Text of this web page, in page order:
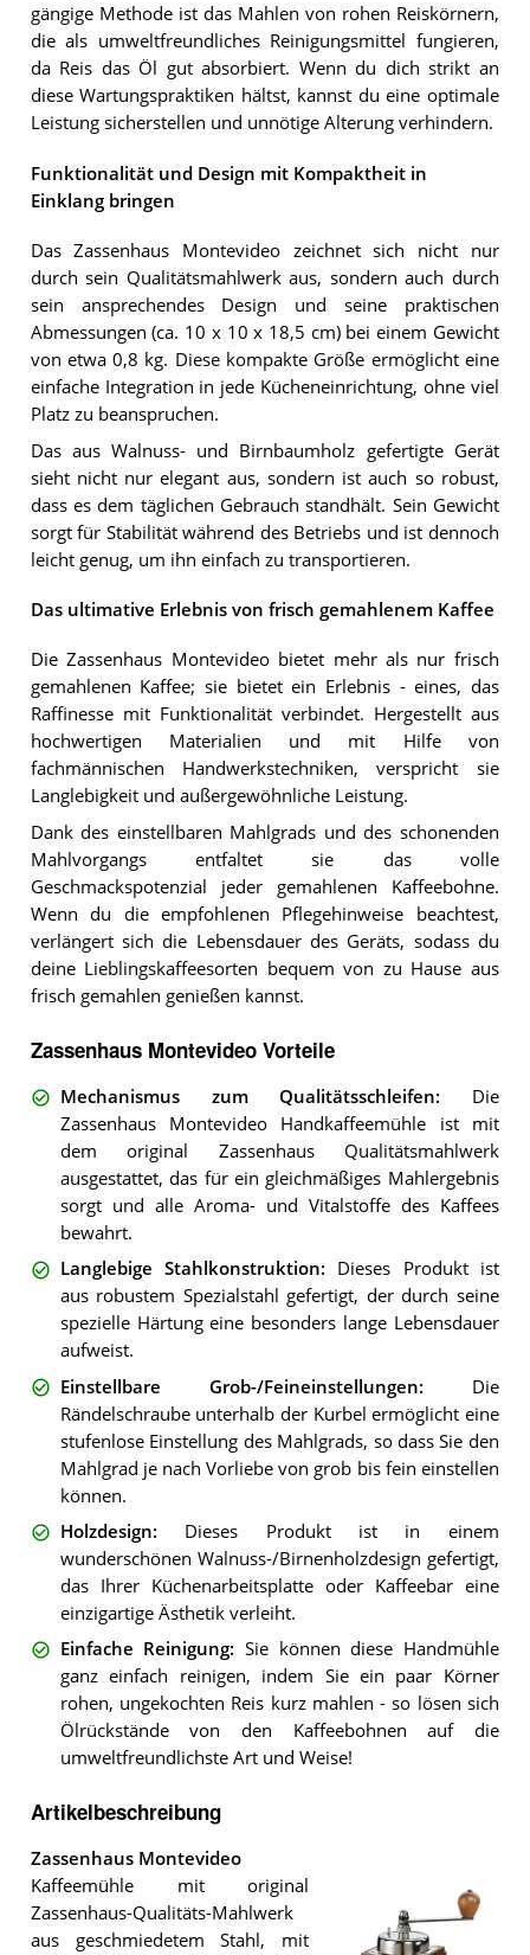
gängige Methode ist das Mahlen von rohen Reiskörnern,
die als umweltfreundliches Reinigungsmittel fungieren,
da Reis das Öl gut absorbiert. Wenn du dich strikt an
diese Wartungspraktiken hältst, kannst du eine optimale
Leistung sicherstellen und unnötige Alterung verhindern.
Funktionalität und Design mit Kompaktheit in
Einklang bringen
Das Zassenhaus Montevideo zeichnet sich nicht nur
durch sein Qualitätsmahlwerk aus, sondern auch durch
sein ansprechendes Design und seine praktischen
Abmessungen (ca. 10 x 10 x 18,5 cm) bei einem Gewicht
von etwa 0,8 kg. Diese kompakte Größe ermöglicht eine
einfache Integration in jede Kücheneinrichtung, ohne viel
Platz zu beanspruchen.
Das aus Walnuss- und Birnbaumholz gefertigte Gerät
sieht nicht nur elegant aus, sondern ist auch so robust,
dass es dem täglichen Gebrauch standhält. Sein Gewicht
sorgt für Stabilität während des Betriebs und ist dennoch
leicht genug, um ihn einfach zu transportieren.
Das ultimative Erlebnis von frisch gemahlenem Kaffee
Die Zassenhaus Montevideo bietet mehr als nur frisch
gemahlenen Kaffee; sie bietet ein Erlebnis - eines, das
Raffinesse mit Funktionalität verbindet. Hergestellt aus
hochwertigen Materialien und mit Hilfe von
fachmännischen Handwerkstechniken, verspricht sie
Langlebigkeit und außergewöhnliche Leistung.
Dank des einstellbaren Mahlgrads und des schonenden
Mahlvorgangs entfaltet sie das volle
Geschmackspotenzial jeder gemahlenen Kaffeebohne.
Wenn du die empfohlenen Pflegehinweise beachtest,
verlängert sich die Lebensdauer des Geräts, sodass du
deine Lieblingskaffeesorten bequem von zu Hause aus
frisch gemahlen genießen kannst.
Zassenhaus Montevideo Vorteile
Mechanismus zum Qualitätsschleifen: Die
Zassenhaus Montevideo Handkaffeemühle ist mit
dem original Zassenhaus Qualitätsmahlwerk
ausgestattet, das für ein gleichmäßiges Mahlergebnis
sorgt und alle Aroma- und Vitalstoffe des Kaffees
bewahrt.
Langlebige Stahlkonstruktion: Dieses Produkt ist
aus robustem Spezialstahl gefertigt, der durch seine
spezielle Härtung eine besonders lange Lebensdauer
aufweist.
Einstellbare Grob-/Feineinstellungen: Die
Rändelschraube unterhalb der Kurbel ermöglicht eine
stufenlose Einstellung des Mahlgrads, so dass Sie den
Mahlgrad je nach Vorliebe von grob bis fein einstellen
können.
Holzdesign: Dieses Produkt ist in einem
wunderschönen Walnuss-/Birnenholzdesign gefertigt,
das Ihrer Küchenarbeitsplatte oder Kaffeebar eine
einzigartige Ästhetik verleiht.
Einfache Reinigung:Sie können diese Handmühle
ganz einfach reinigen, indem Sie ein paar Körner
rohen, ungekochten Reis kurz mahlen - so lösen sich
Ölrückstände von den Kaffeebohnen auf die
umweltfreundlichste Art und Weise!
Artikelbeschreibung
Zassenhaus Montevideo
Kaffeemühle mit original
Zassenhaus-Qualitäts-Mahlwerk
aus geschmiedetem Stahl, mit